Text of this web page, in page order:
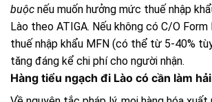
buộc nếu muốn hưởng mức thuế nhập
Lào theo ATIGA. Nếu không có C/O Form
thuế nhập khẩu MFN (có thể từ 5-40%
tăng đáng kể chi phí cho người nhận.
Hàng tiểu ngạch đi Lào có cần làm